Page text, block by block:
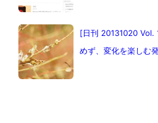
[日刊 20131020 Vol.
めず、変化を楽しむ